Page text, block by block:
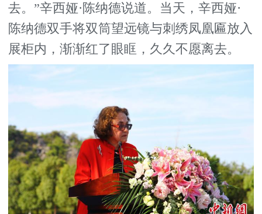
去。”辛西娅·陈纳德说道。当天，辛西娅·
陈纳德双手将双筒望远镜与刺绣凤凰匾放入
展柜内，渐渐红了眼眶，久久不愿离去。